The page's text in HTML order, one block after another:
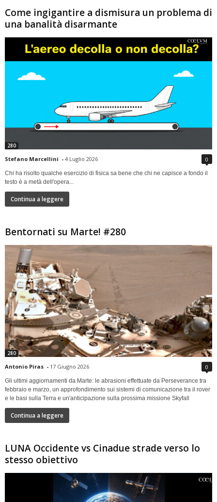
Come ingigantire a dismisura un problema di
una banalità disarmante
280
Stefano Marcellini - 4 Luglio 2026 0
Chi ha risolto qualche esercizio di fisica sa bene che chi ne capisce a fondo il
testo è a metà dell'opera...
Continua a leggere
Bentornati su Marte! #280
280
Antonio Piras - 17 Giugno 2026 0
Gli ultimi aggiornamenti da Marte: le abrasioni effettuate da Perseverance tra
febbraio e marzo, un approfondimento sui sistemi di comunicazione tra il rover
e le basi sulla Terra e un'anticipazione sulla prossima missione Skyfall
Continua a leggere
LUNA Occidente vs Cinadue strade verso lo
stesso obiettivo